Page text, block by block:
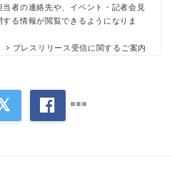
者の連絡先や、イベント・記者会見
る情報が閲覧できるようになりま
プレスリリース受信に関するご案内